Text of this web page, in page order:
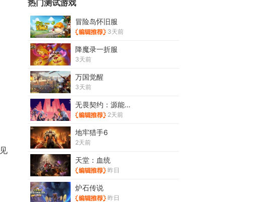
热门测试游戏
冒险岛怀旧服
3天前
降魔录一折服
3天前
万国觉醒
3天前
无畏契约：源能行动
2天前
地牢猎手6
2天前
天堂：血统
昨日
炉石传说
昨日